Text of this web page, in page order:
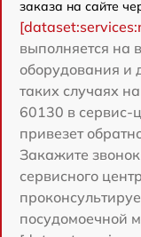
заказа на сайте
выполняется на
оборудования и
таких случаях
60130 в сервис-
привезет
Закажите
сервисного
посудомоечной